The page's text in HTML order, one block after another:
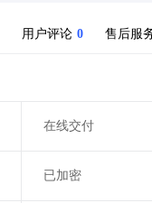
用户评论 0 售后服
在线交付
已加密